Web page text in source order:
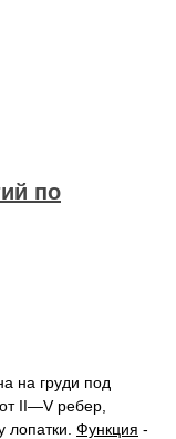
по
на груди под
II—V ребер,
лопатки. Функция -